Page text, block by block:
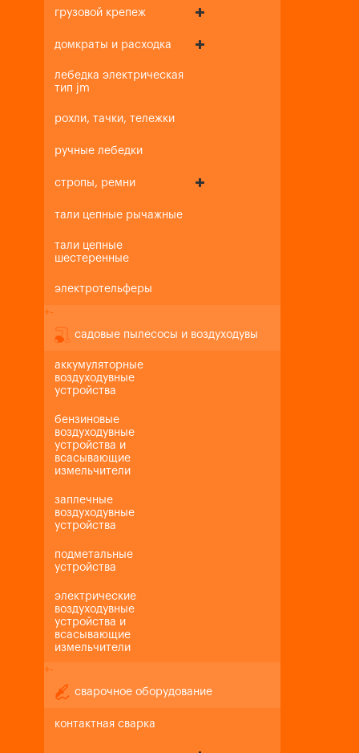
грузовой крепеж
домкраты и расходка
лебедка электрическая
тип jm
рохли, тачки, тележки
ручные лебедки
стропы, ремни
тали цепные рычажные
тали цепные
шестеренные
электротельферы
+-
садовые пылесосы и воздуходувы
аккумуляторные
воздуходувные
устройства
бензиновые
воздуходувные
устройства и
всасывающие
измельчители
заплечные
воздуходувные
устройства
подметальные
устройства
электрические
воздуходувные
устройства и
всасывающие
измельчители
+-
сварочное оборудование
контактная сварка